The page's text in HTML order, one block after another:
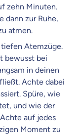
zehn Minuten.
dann zur Ruhe,
atmen.
Atemzüge.
bewusst bei
in deinen
Achte dabei
Spüre, wie
und wie der
auf jedes
Moment zu